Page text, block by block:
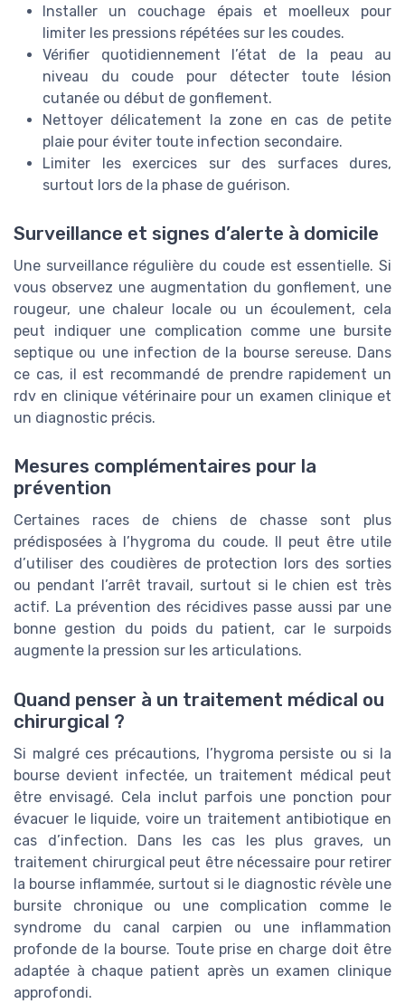
Installer un couchage épais et moelleux pour
limiter les pressions répétées sur les coudes.
Vérifier quotidiennement l’état de la peau au
niveau du coude pour détecter toute lésion
cutanée ou début de gonflement.
Nettoyer délicatement la zone en cas de petite
plaie pour éviter toute infection secondaire.
Limiter les exercices sur des surfaces dures,
surtout lors de la phase de guérison.
Surveillance et signes d’alerte à domicile
Une surveillance régulière du coude est essentielle. Si
vous observez une augmentation du gonflement, une
rougeur, une chaleur locale ou un écoulement, cela
peut indiquer une complication comme une bursite
septique ou une infection de la bourse sereuse. Dans
ce cas, il est recommandé de prendre rapidement un
rdv en clinique vétérinaire pour un examen clinique et
un diagnostic précis.
Mesures complémentaires pour la
prévention
Certaines races de chiens de chasse sont plus
prédisposées à l’hygroma du coude. Il peut être utile
d’utiliser des coudières de protection lors des sorties
ou pendant l’arrêt travail, surtout si le chien est très
actif. La prévention des récidives passe aussi par une
bonne gestion du poids du patient, car le surpoids
augmente la pression sur les articulations.
Quand penser à un traitement médical ou
chirurgical ?
Si malgré ces précautions, l’hygroma persiste ou si la
bourse devient infectée, un traitement médical peut
être envisagé. Cela inclut parfois une ponction pour
évacuer le liquide, voire un traitement antibiotique en
cas d’infection. Dans les cas les plus graves, un
traitement chirurgical peut être nécessaire pour retirer
la bourse inflammée, surtout si le diagnostic révèle une
bursite chronique ou une complication comme le
syndrome du canal carpien ou une inflammation
profonde de la bourse. Toute prise en charge doit être
adaptée à chaque patient après un examen clinique
approfondi.